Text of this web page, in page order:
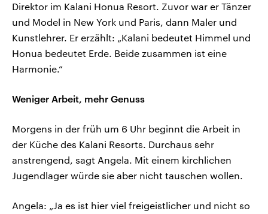
Direktor im Kalani Honua Resort. Zuvor war er Tänzer
und Model in New York und Paris, dann Maler und
Kunstlehrer. Er erzählt: „Kalani bedeutet Himmel und
Honua bedeutet Erde. Beide zusammen ist eine
Harmonie.“
Weniger Arbeit, mehr Genuss
Morgens in der früh um 6 Uhr beginnt die Arbeit in
der Küche des Kalani Resorts. Durchaus sehr
anstrengend, sagt Angela. Mit einem kirchlichen
Jugendlager würde sie aber nicht tauschen wollen.
Angela: „Ja es ist hier viel freigeistlicher und nicht so